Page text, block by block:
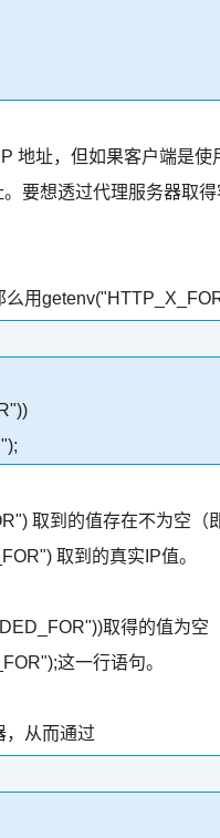
地址，但如果客户端是
要想透过代理服务器取
用
取到的值存在不为空（
取到的真实IP值。
取得的值为空
这一行语句。
，从而通过